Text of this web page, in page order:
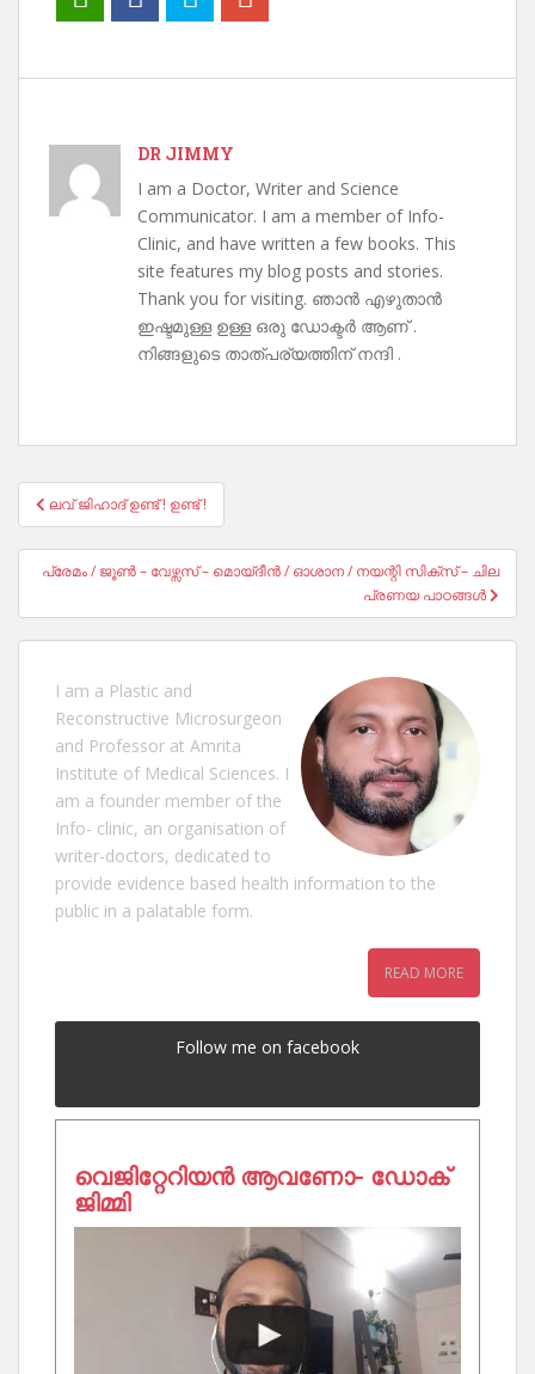
DR JIMMY
I am a Doctor, Writer and Science
Communicator. I am a member of Info-
Clinic, and have written a few books. This
site features my blog posts and stories.
Thank you for visiting. ഞാൻ എഴുതാൻ
ഇഷ്ടമുള്ള ഉള്ള ഒരു ഡോക്ടർ ആണ് .
നിങ്ങളുടെ താത്പര്യത്തിന് നന്ദി .
Post
navigation
ലവ് ജിഹാദ് ഉണ്ട് ! ഉണ്ട് !
പ്രേമം / ജൂൺ – വേഴ്സസ് – മൊയ്ദീൻ / ഓശാന / നയന്റി സിക്സ് – ചില
പ്രണയ പാഠങ്ങൾ
I am a Plastic and
Reconstructive Microsurgeon
and Professor at Amrita
Institute of Medical Sciences. I
am a founder member of the
Info- clinic, an organisation of
writer-doctors, dedicated to
provide evidence based health information to the
public in a palatable form.
READ MORE
Follow me on facebook
വെജിറ്റേറിയൻ ആവണോ- ഡോക്
ജിമ്മി